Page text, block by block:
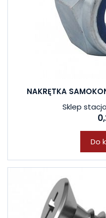
NAKRĘTKA
Sklep
Do